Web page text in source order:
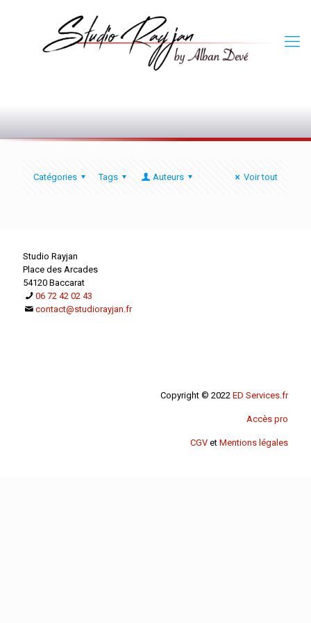
Catégories Tags Auteurs Voir tout
Studio Rayjan
Place des Arcades
54120 Baccarat
06 72 42 02 43
contact@studiorayjan.fr
Copyright © 2022 ED Services.fr
Accès pro
CGV et Mentions légales